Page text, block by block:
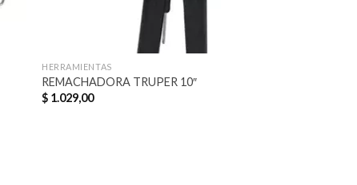
HERRAMIENTAS
REMACHADORA TRUPER 10″
$ 1.029,00